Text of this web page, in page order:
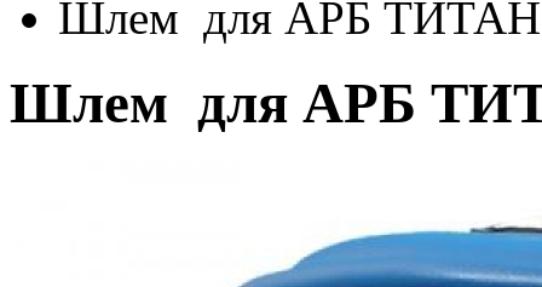
Шлем для АРБ
Шлем для АРБ